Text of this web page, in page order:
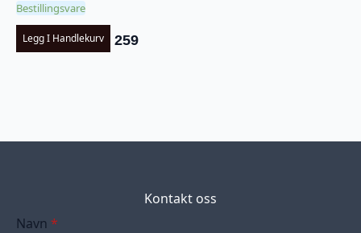
Bestillingsvare
Legg I Handlekurv 259
Kontakt oss
Navn *